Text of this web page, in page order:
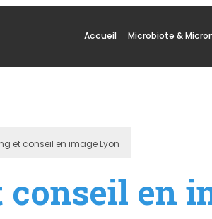
Accueil Microbiote &
et conseil en image Lyon
conseil en